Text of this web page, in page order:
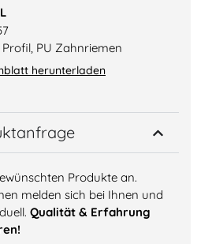
, PU Zahnriemen
herunterladen
Produkte an.
melden sich bei Ihnen und
Qualität & Erfahrung